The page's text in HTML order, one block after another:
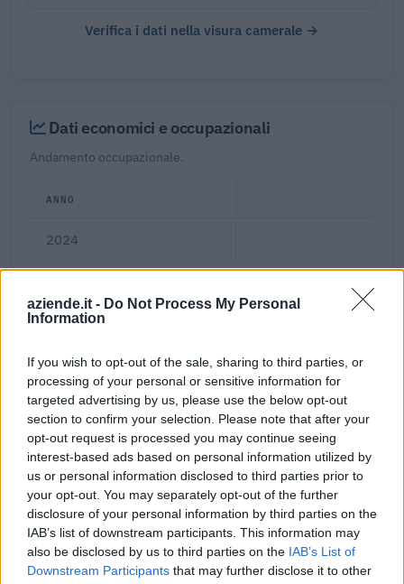
aziende.it - Do Not Process My Personal
Information
If you wish to opt-out of the sale, sharing to third parties, or
processing of your personal or sensitive information for
targeted advertising by us, please use the below opt-out
section to confirm your selection. Please note that after your
opt-out request is processed you may continue seeing
interest-based ads based on personal information utilized by
us or personal information disclosed to third parties prior to
your opt-out. You may separately opt-out of the further
disclosure of your personal information by third parties on the
IAB’s list of downstream participants. This information may
also be disclosed by us to third parties on the IAB’s List of
Downstream Participants that may further disclose it to other
Verifica i dati nella visura camerale →
Dati economici e occupazionali
Andamento occupazionale.
ANNO
2024
Indirizzo:Via Isangarda 42 , 13062
Comune:Candelo
Provincia:Biella
Regione:Piemonte